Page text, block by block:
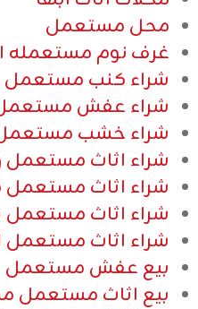
محل مستعمل
غرف نوم مستعمله
شراء كنب مستعمل
شراء عفش مستعمل
شراء خشب
شراء اثاث
شراء اثاث
شراء اثاث مستعمل
شراء اثاث مستعمل
بيع عفش مستعمل
بيع اثاث مستعمل